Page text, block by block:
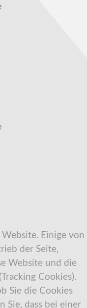
Einige von
der Seite,
Website und die
Cookies).
Sie die Cookies
Sie, dass bei einer